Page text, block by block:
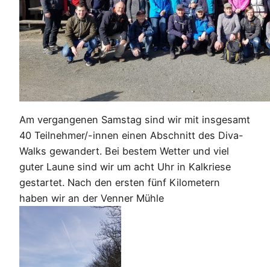
Am vergangenen Samstag sind wir mit insgesamt
40 Teilnehmer/-innen einen Abschnitt des Diva-
Walks gewandert. Bei bestem Wetter und viel
guter Laune sind wir um acht Uhr in Kalkriese
gestartet. Nach den ersten fünf Kilometern
haben wir an der Venner Mühle